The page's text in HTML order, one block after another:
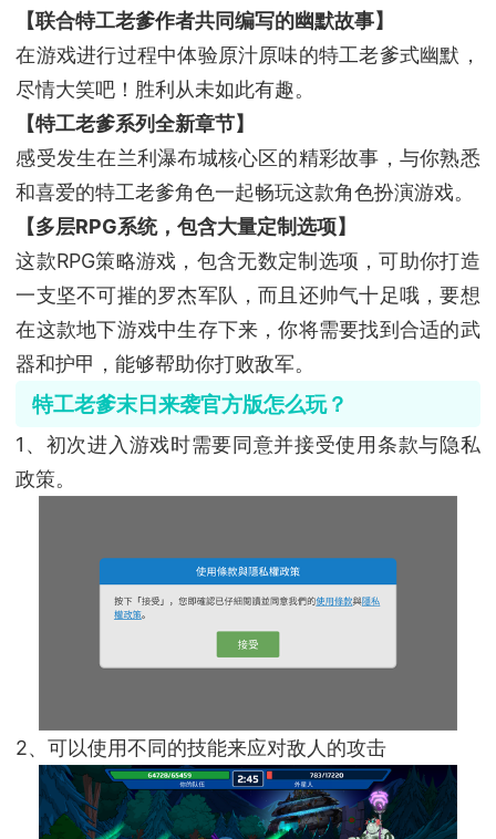
【联合特工老爹作者共同编写的幽默故事】
在游戏进行过程中体验原汁原味的特工老爹式幽默，
尽情大笑吧！胜利从未如此有趣。
【特工老爹系列全新章节】
感受发生在兰利瀑布城核心区的精彩故事，与你熟悉
和喜爱的特工老爹角色一起畅玩这款角色扮演游戏。
【多层RPG系统，包含大量定制选项】
这款RPG策略游戏，包含无数定制选项，可助你打造
一支坚不可摧的罗杰军队，而且还帅气十足哦，要想
在这款地下游戏中生存下来，你将需要找到合适的武
器和护甲，能够帮助你打败敌军。
特工老爹末日来袭官方版怎么玩？
1、初次进入游戏时需要同意并接受使用条款与隐私
政策。
2、可以使用不同的技能来应对敌人的攻击